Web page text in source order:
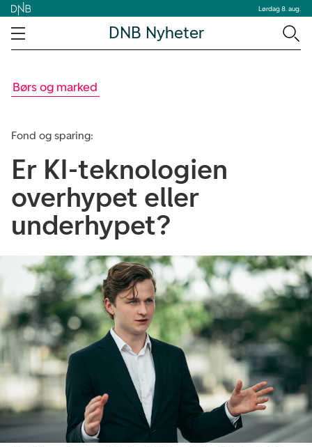
Lørdag 8. aug.
DNB Nyheter
Børs og marked
Fond og sparing:
Er KI-teknologien
overhypet eller
underhypet?